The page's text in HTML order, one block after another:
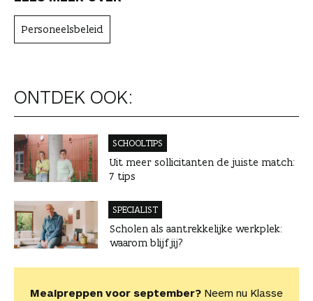
Personeelsbeleid
ONTDEK OOK:
SCHOOLTIPS
Uit meer sollicitanten de juiste match:
7 tips
SPECIALIST
Scholen als aantrekkelijke werkplek:
waarom blijf jij?
Mealpreppen voor september? Neem nu Klasse